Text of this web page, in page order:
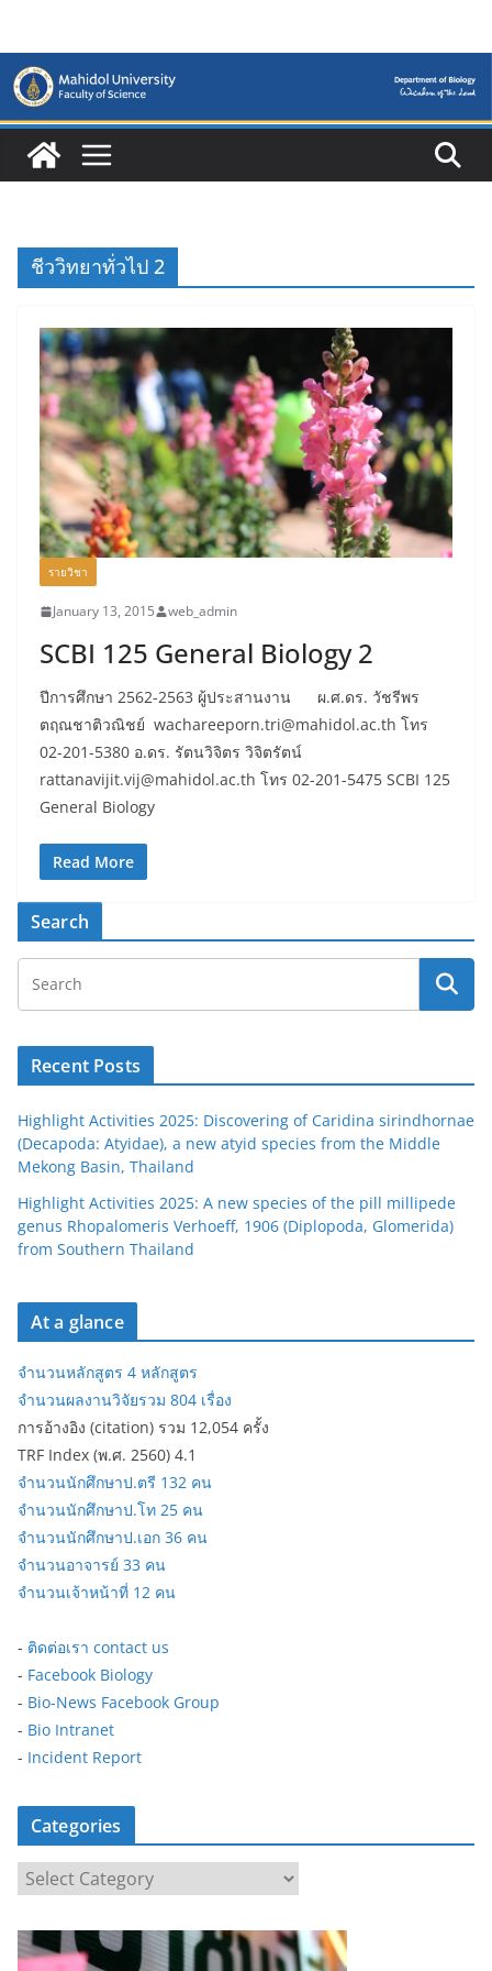
content
ชีววิทยาทั่วไป 2
รายวิชา
January 13, 2015 web_admin
SCBI 125 General Biology 2
ปีการศึกษา 2562-2563 ผู้ประสานงาน ผ.ศ.ดร. วัชรีพร
ตฤณชาติวณิชย์ wachareeporn.tri@mahidol.ac.th โทร
02-201-5380 อ.ดร. รัตนวิจิตร วิจิตรัตน์
rattanavijit.vij@mahidol.ac.th โทร 02-201-5475 SCBI 125
General Biology
Read More
Search
Recent Posts
Highlight Activities 2025: Discovering of Caridina sirindhornae
(Decapoda: Atyidae), a new atyid species from the Middle
Mekong Basin, Thailand
Highlight Activities 2025: A new species of the pill millipede
genus Rhopalomeris Verhoeff, 1906 (Diplopoda, Glomerida)
from Southern Thailand
At a glance
จำนวนหลักสูตร 4 หลักสูตร
จำนวนผลงานวิจัยรวม 804 เรื่อง
การอ้างอิง (citation) รวม 12,054 ครั้ง
TRF Index (พ.ศ. 2560) 4.1
จำนวนนักศึกษาป.ตรี 132 คน
จำนวนนักศึกษาป.โท 25 คน
จำนวนนักศึกษาป.เอก 36 คน
จำนวนอาจารย์ 33 คน
จำนวนเจ้าหน้าที่ 12 คน
- ติดต่อเรา contact us
- Facebook Biology
- Bio-News Facebook Group
- Bio Intranet
- Incident Report
Categories
a
t
e